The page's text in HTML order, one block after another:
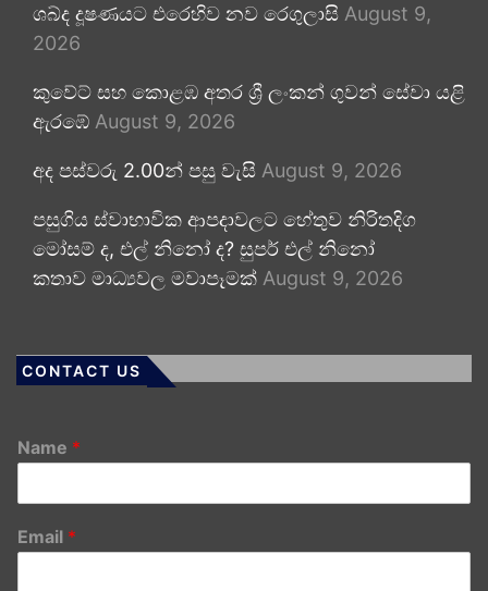
ශබ්ද දූෂණයට එරෙහිව නව රෙගුලාසි August 9,
2026
කුවේට් සහ කොළඹ අතර ශ්‍රී ලංකන් ගුවන් සේවා යළි
ඇරඹේ August 9, 2026
අද පස්වරු 2.00න් පසු වැසි August 9, 2026
පසුගිය ස්වාභාවික ආපදාවලට හේතුව නිරිතදිග
මෝසම් ද, එල් නිනෝ ද? සුපර් එල් නිනෝ
කතාව මාධ්‍යවල මවාපෑමක් August 9, 2026
CONTACT US
Name *
Email *